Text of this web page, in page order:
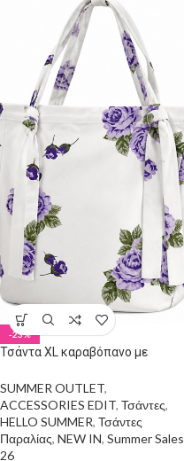
-23%
Τσάντα XL καραβόπανο με
SUMMER OUTLET,
ACCESSORIES EDIT, Τσάντες,
HELLO SUMMER, Τσάντες
Παραλίας, NEW IN, Summer Sales
26